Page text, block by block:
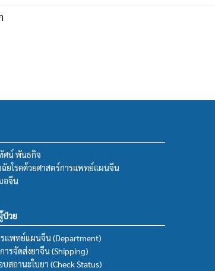
ศน์ พันธกิจ
ฉัยโรคด้วยศาสตร์การแพทย์แผนจีน
อจีน
ป่วย
รแพทย์แผนจีน (Department)
ารจัดส่งยาจีน (Shipping)
สถานะใบยา (Check Status)